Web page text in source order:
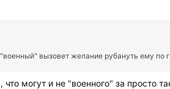
вызовет желание рубануть ему по
могут и не "военного" за просто